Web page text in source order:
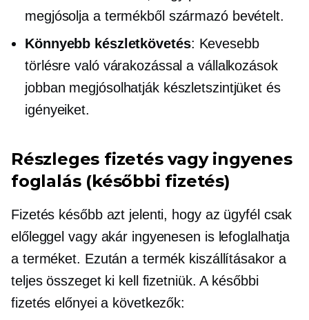
megjósolja a termékből származó bevételt.
Könnyebb készletkövetés: Kevesebb
törlésre való várakozással a vállalkozások
jobban megjósolhatják készletszintjüket és
igényeiket.
Részleges fizetés vagy ingyenes
foglalás (későbbi fizetés)
Fizetés később azt jelenti, hogy az ügyfél csak
előleggel vagy akár ingyenesen is lefoglalhatja
a terméket. Ezután a termék kiszállításakor a
teljes összeget ki kell fizetniük. A későbbi
fizetés előnyei a következők: